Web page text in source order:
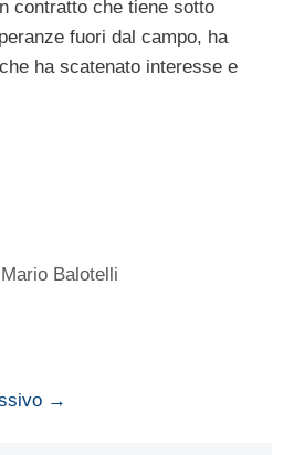
contratto che tiene sotto
fuori dal campo, ha
ha scatenato interesse e
Mario Balotelli
→